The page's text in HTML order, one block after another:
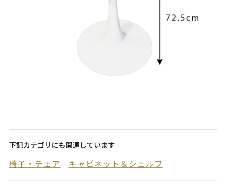
下記カテゴリにも関連しています
椅子・チェア キャビネット＆シェルフ